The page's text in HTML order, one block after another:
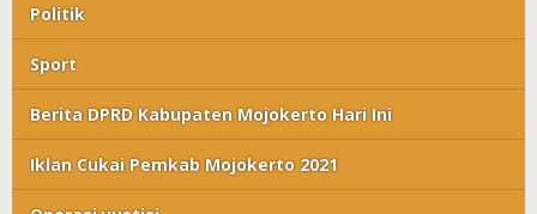
Politik
Sport
Berita DPRD Kabupaten Mojokerto Hari Ini
Iklan Cukai Pemkab Mojokerto 2021